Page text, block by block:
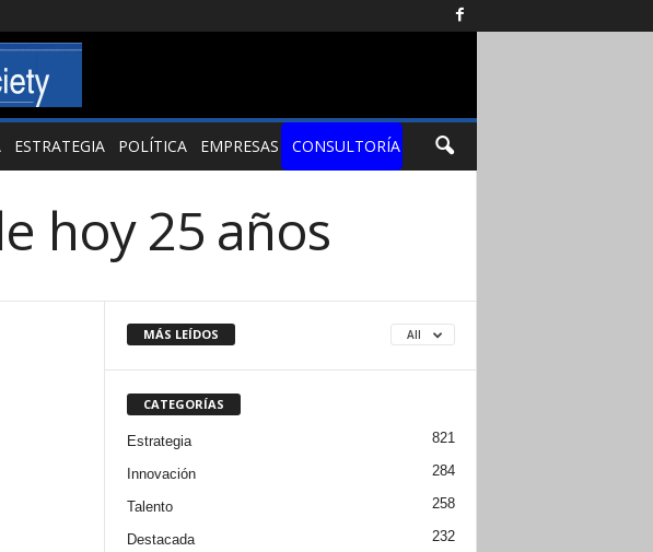
ESTRATEGIA POLÍTICA EMPRESAS CONSULTORÍA
hoy 25 años
MÁS LEÍDOS All
CATEGORÍAS
Estrategia 821
Innovación 284
Talento 258
Destacada 232